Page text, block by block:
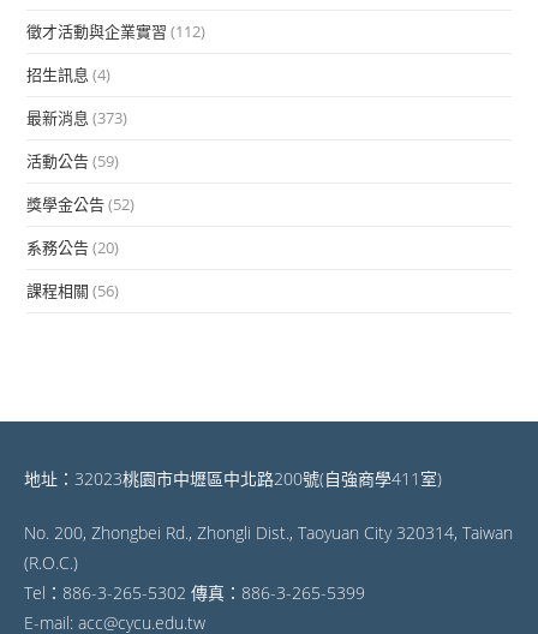
徵才活動與企業實習 (112)
招生訊息 (4)
最新消息 (373)
活動公告(59)
獎學金公告(52)
系務公告(20)
課程相關 (56)
地址：32023桃園市中壢區中北路200號(自強商學411室)
No. 200, Zhongbei Rd., Zhongli Dist., Taoyuan City 320314, Taiwan
(R.O.C.)
Tel：886-3-265-5302 傳真：886-3-265-5399
E-mail: acc@cycu.edu.tw